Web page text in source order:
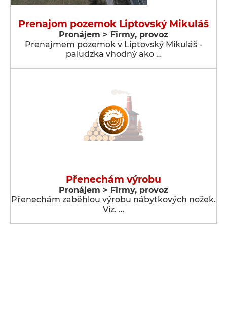
Prenajom pozemok Liptovský Mikuláš
Pronájem > Firmy, provoz
Prenajmem pozemok v Liptovský Mikuláš -
paludzka vhodný ako …
Přenechám výrobu
Pronájem > Firmy, provoz
Přenechám zaběhlou výrobu nábytkových nožek.
Viz. …